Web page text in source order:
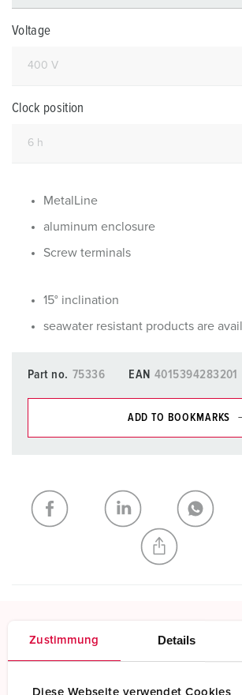
Zustimmung Details
Diese Webseite verwendet Cookies
Voltage
Clock position
MetalLine
aluminum enclosure
Screw terminals
15° inclination
seawater resistant products are
Part no. 75336 EAN 4015394283201
ADD TO BOOKMARKS
My list
CREATE A NEW LIST
Screw terminals